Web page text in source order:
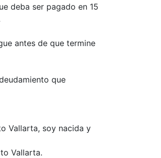
deba ser pagado en 15
antes de que termine
que
Vallarta, soy nacida y
Vallarta.